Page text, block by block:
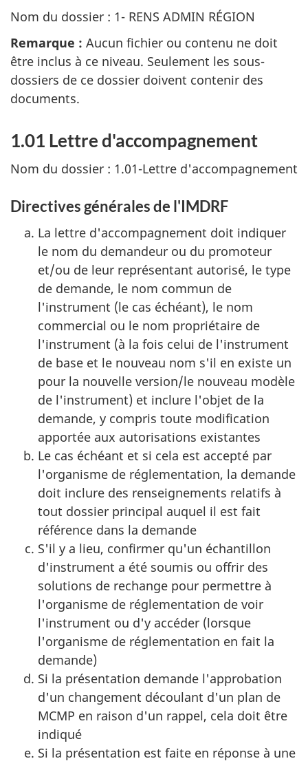
Nom du dossier : 1- RENS ADMIN RÉGION
Remarque : Aucun fichier ou contenu ne doit
être inclus à ce niveau. Seulement les sous-
dossiers de ce dossier doivent contenir des
documents.
1.01 Lettre d'accompagnement
Nom du dossier : 1.01-Lettre d'accompagnement
Directives générales de l'IMDRF
La lettre d'accompagnement doit indiquer
le nom du demandeur ou du promoteur
et/ou de leur représentant autorisé, le type
de demande, le nom commun de
l'instrument (le cas échéant), le nom
commercial ou le nom propriétaire de
l'instrument (à la fois celui de l'instrument
de base et le nouveau nom s'il en existe un
pour la nouvelle version/le nouveau modèle
de l'instrument) et inclure l'objet de la
demande, y compris toute modification
apportée aux autorisations existantes
Le cas échéant et si cela est accepté par
l'organisme de réglementation, la demande
doit inclure des renseignements relatifs à
tout dossier principal auquel il est fait
référence dans la demande
S'il y a lieu, confirmer qu'un échantillon
d'instrument a été soumis ou offrir des
solutions de rechange pour permettre à
l'organisme de réglementation de voir
l'instrument ou d'y accéder (lorsque
l'organisme de réglementation en fait la
demande)
Si la présentation demande l'approbation
d'un changement découlant d'un plan de
MCMP en raison d'un rappel, cela doit être
indiqué
Si la présentation est faite en réponse à une